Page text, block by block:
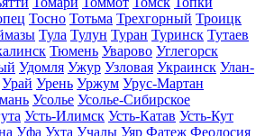
Тосно Тотьма Трехгорный Троицк
Тула Тулун Туран Туринск Тутаев
Тюмень Уварово Углегорск
Удомля Ужур Узловая Украинск Улан-
Урай Урень Уржум Урус-Мартан
Усолье Усолье-Сибирское
Усть-Илимск Усть-Катав Усть-Кут
Уфа Ухта Учалы Уяр Фатеж Феодосия